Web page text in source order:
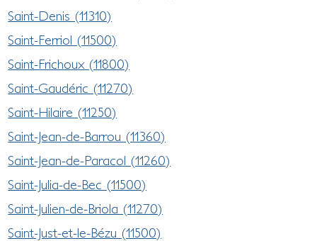
Saint-Denis (11310)
Saint-Ferriol (11500)
Saint-Frichoux (11800)
Saint-Gaudéric (11270)
Saint-Hilaire (11250)
Saint-Jean-de-Barrou (11360)
Saint-Jean-de-Paracol (11260)
Saint-Julia-de-Bec (11500)
Saint-Julien-de-Briola (11270)
Saint-Just-et-le-Bézu (11500)